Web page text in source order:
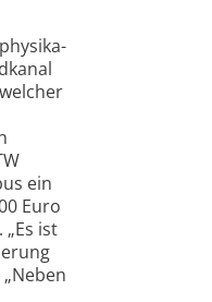
ein
Euro
ist